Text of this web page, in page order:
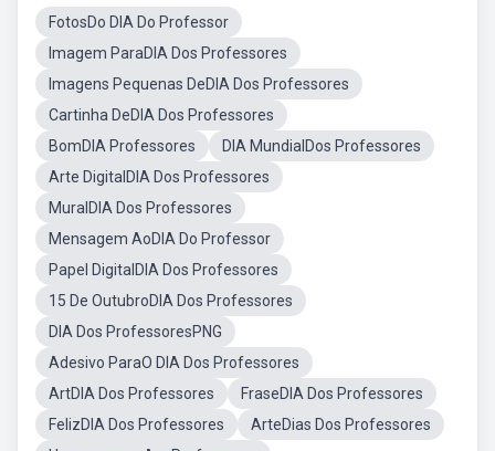
FotosDo DIA Do Professor
Imagem ParaDIA Dos Professores
Imagens Pequenas DeDIA Dos Professores
Cartinha DeDIA Dos Professores
BomDIA Professores
DIA MundialDos Professores
Arte DigitalDIA Dos Professores
MuralDIA Dos Professores
Mensagem AoDIA Do Professor
Papel DigitalDIA Dos Professores
15 De OutubroDIA Dos Professores
DIA Dos ProfessoresPNG
Adesivo ParaO DIA Dos Professores
ArtDIA Dos Professores
FraseDIA Dos Professores
FelizDIA Dos Professores
ArteDias Dos Professores